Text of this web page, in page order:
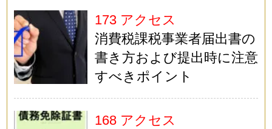
173 アクセス
消費税課税事業者届出書の
書き方および提出時に注意
すべきポイント
168 アクセス